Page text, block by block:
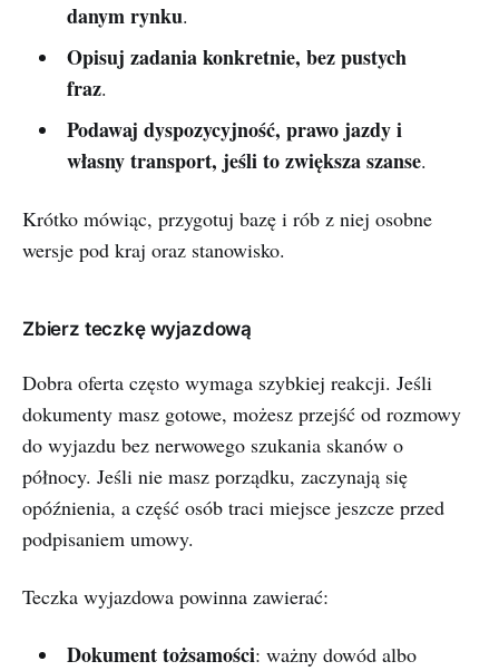
danym rynku.
Opisuj zadania konkretnie, bez pustych
fraz.
Podawaj dyspozycyjność, prawo jazdy i
własny transport, jeśli to zwiększa szanse.
Krótko mówiąc, przygotuj bazę i rób z niej osobne
wersje pod kraj oraz stanowisko.
Zbierz teczkę wyjazdową
Dobra oferta często wymaga szybkiej reakcji. Jeśli
dokumenty masz gotowe, możesz przejść od rozmowy
do wyjazdu bez nerwowego szukania skanów o
północy. Jeśli nie masz porządku, zaczynają się
opóźnienia, a część osób traci miejsce jeszcze przed
podpisaniem umowy.
Teczka wyjazdowa powinna zawierać:
Dokument tożsamości: ważny dowód albo